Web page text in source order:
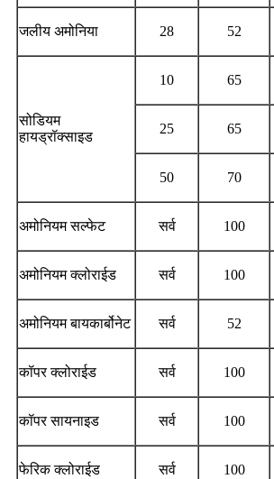
जलीय अमोनिया 28 52
सोडियम
हायड्रॉक्साइड
10 65
25 65
50 70
अमोनियम सल्फेट सर्व 100
अमोनियम क्लोराईड सर्व 100
अमोनियम बायकार्बोनेट सर्व 52
कॉपर क्लोराईड सर्व 100
कॉपर सायनाइड सर्व 100
फेरिक क्लोराईड सर्व 100